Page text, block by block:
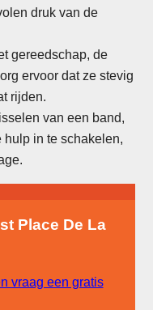
druk van de
gereedschap, de
ervoor dat ze stevig
rijden.
van een band,
hulp in te schakelen,
Place De La
vraag een gratis